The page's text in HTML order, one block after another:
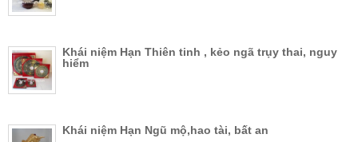
Khái niệm Hạn Thiên tinh , kẻo ngã trụy thai, nguy
hiểm
Khái niệm Hạn Ngũ mộ,hao tài, bất an